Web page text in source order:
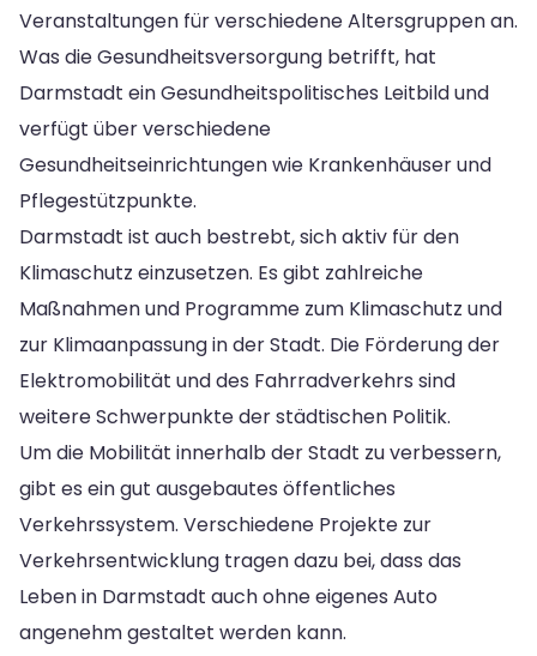
Veranstaltungen für verschiedene Altersgruppen an.
Was die Gesundheitsversorgung betrifft, hat
Darmstadt ein Gesundheitspolitisches Leitbild und
verfügt über verschiedene
Gesundheitseinrichtungen wie Krankenhäuser und
Pflegestützpunkte.
Darmstadt ist auch bestrebt, sich aktiv für den
Klimaschutz einzusetzen. Es gibt zahlreiche
Maßnahmen und Programme zum Klimaschutz und
zur Klimaanpassung in der Stadt. Die Förderung der
Elektromobilität und des Fahrradverkehrs sind
weitere Schwerpunkte der städtischen Politik.
Um die Mobilität innerhalb der Stadt zu verbessern,
gibt es ein gut ausgebautes öffentliches
Verkehrssystem. Verschiedene Projekte zur
Verkehrsentwicklung tragen dazu bei, dass das
Leben in Darmstadt auch ohne eigenes Auto
angenehm gestaltet werden kann.